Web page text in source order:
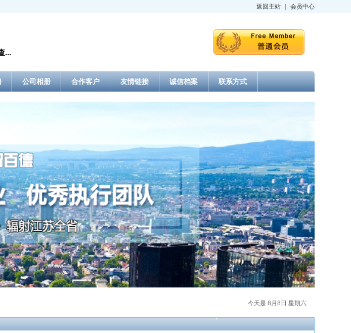
返回主站 会员中心
...
公司相册 合作客户 友情链接 诚信档案 联系方式
今天是 8月8日 星期六